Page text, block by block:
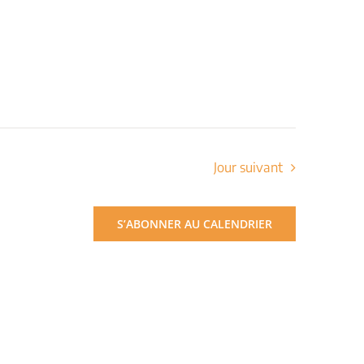
Jour suivant
S’ABONNER AU CALENDRIER